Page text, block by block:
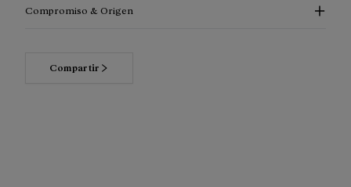
Compromiso & Origen
Compartir